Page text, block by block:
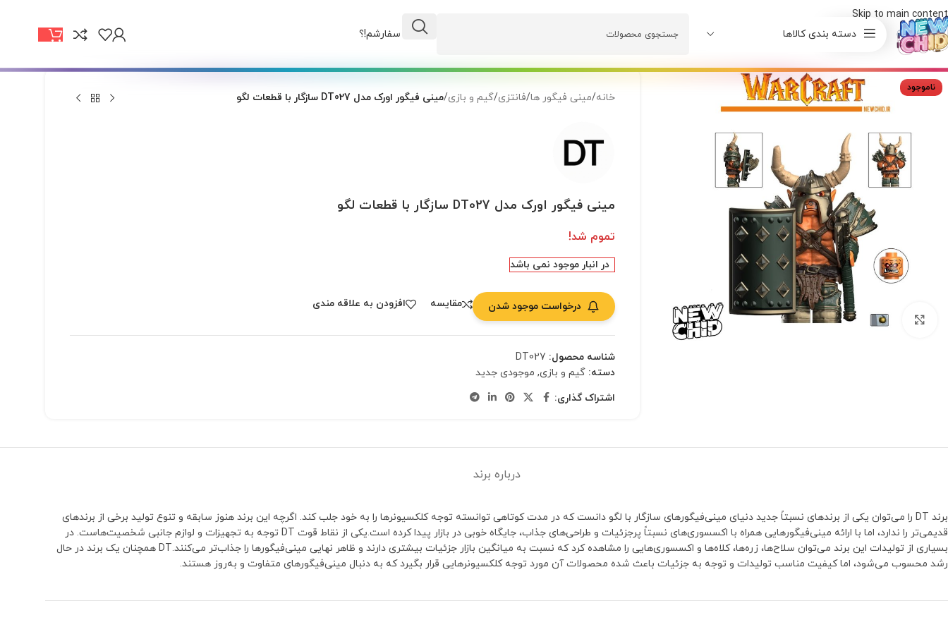
Skip to main content
دسته بندی کالاها
وضعیت سفارشم!؟
ناموجود
بزرگنمایی تصویر
خانه/مینی فیگور ها/فانتزی/گیم و بازی/مینی فیگور اورک مدل DT027 سازگار با قطعات لگو
مینی فیگور اورک مدل DT027 سازگار با قطعات لگو
تموم شد!
در انبار موجود نمی باشد
درخواست موجود شدن مقایسه افزودن به علاقه مندی
شناسه محصول: DT027
دسته: گیم و بازی, موجودی جدید
اشتراک گذاری:
درباره برند
برند DT را می‌توان یکی از برندهای نسبتاً جدید دنیای مینی‌فیگورهای سازگار با لگو دانست که در مدت کوتاهی توانسته توجه کلکسیونرها را به خود جلب کند. اگرچه این برند هنوز سابقه و تنوع تولید برخی از برندهای
قدیمی‌تر را ندارد، اما با ارائه مینی‌فیگورهایی همراه با اکسسوری‌های نسبتاً پرجزئیات و طراحی‌های جذاب، جایگاه خوبی در بازار پیدا کرده است.یکی از نقاط قوت DT توجه به تجهیزات و لوازم جانبی شخصیت‌هاست. در
بسیاری از تولیدات این برند می‌توان سلاح‌ها، زره‌ها، کلاه‌ها و اکسسوری‌هایی را مشاهده کرد که نسبت به میانگین بازار جزئیات بیشتری دارند و ظاهر نهایی مینی‌فیگورها را جذاب‌تر می‌کنند.DT همچنان یک برند در حال
رشد محسوب می‌شود، اما کیفیت مناسب تولیدات و توجه به جزئیات باعث شده محصولات آن مورد توجه کلکسیونرهایی قرار بگیرد که به دنبال مینی‌فیگورهای متفاوت و به‌روز هستند.